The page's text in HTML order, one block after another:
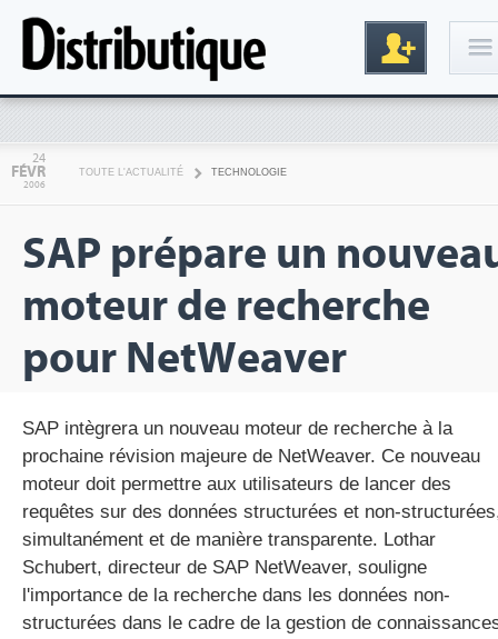
gratuite
24
FÉVR
2006
TOUTE L'ACTUALITÉ TECHNOLOGIE
SAP prépare un
moteur de recherche
pour NetWeaver
SAP intègrera un nouveau moteur de recherche à la
prochaine révision majeure de NetWeaver. Ce nouveau
moteur doit permettre aux utilisateurs de lancer des
requêtes sur des données structurées et non-
simultanément et de manière transparente. Lothar
Schubert, directeur de SAP NetWeaver, souligne
l'importance de la recherche dans les données non-
structurées dans le cadre de la gestion de